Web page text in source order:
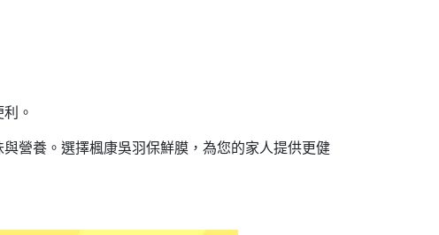
。
營養。選擇楓康吳羽保鮮膜，為您的家人提供更健